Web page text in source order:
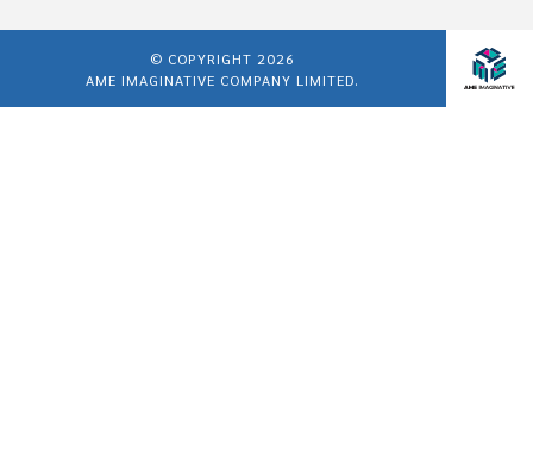
© COPYRIGHT 2026
AME IMAGINATIVE COMPANY LIMITED.